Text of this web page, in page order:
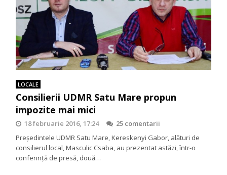
LOCALE
Consilierii UDMR Satu Mare propun
impozite mai mici
18 februarie 2016, 17:24
25 comentarii
Preşedintele UDMR Satu Mare, Kereskenyi Gabor, alături de
consilierul local, Masculic Csaba, au prezentat astăzi, într-o
conferinţă de presă, două…